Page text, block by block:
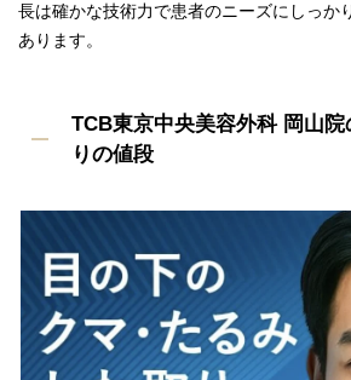
長は確かな技術力で患者のニーズにしっか
あります。
TCB東京中央美容外科 岡山
りの値段